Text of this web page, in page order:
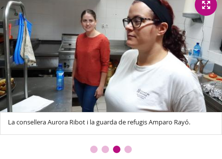
La consellera Aurora Ribot i la guarda de refugis Amparo Rayó.